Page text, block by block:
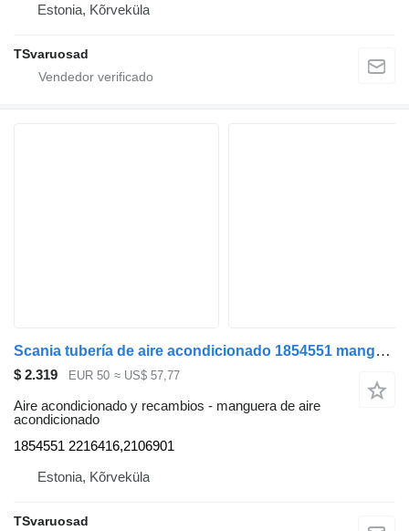
Estonia, Kõrveküla
TSvaruosad
Scania tubería de aire acondicionado 1854551 manguera de aire acondicionado para Scania R440 cabeza tractora
$ 2.319 EUR 50 ≈ US$ 57,77
Aire acondicionado y recambios - manguera de aire
acondicionado
1854551 2216416,2106901
Estonia, Kõrveküla
TSvaruosad